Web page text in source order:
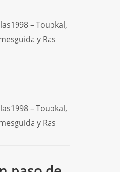
– Toubkal,
y Ras
– Toubkal,
y Ras